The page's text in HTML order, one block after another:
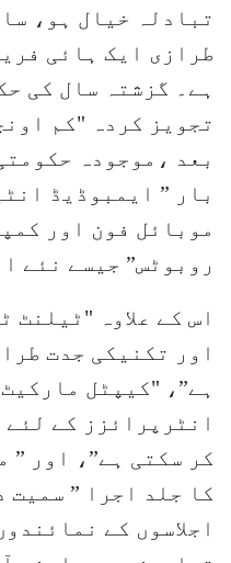
تبادلہ خیال ہو،
طرازی ایک ہائی
ہے۔ گزشتہ سال کی
تجویز کردہ "کم
بعد ،موجودہ
بار ” ایمبوڈیڈ
موبائل فون اور
روبوٹس” جیسے نئے
اس کے علاوہ "ٹیلنٹ
اور تکنیکی جدت
ہے”، "کیپٹل
انٹرپرائزز کے لئے
کر سکتی ہے”، اور ”
کا جلد اجرا ” سمیت
اجلاسوں کے